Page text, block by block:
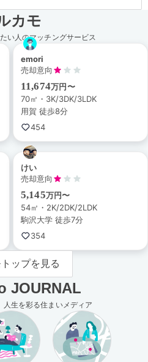
カモ
い人のマッチングサービス
emori
売却意向
11,674万円〜
70㎡・3K/3DK/3LDK
用賀 徒歩8分
454
けい
売却意向
5,145万円〜
54㎡・2K/2DK/2LDK
駒沢大学 徒歩7分
354
ップを見る
JOURNAL
人生を彩る住まいメディア